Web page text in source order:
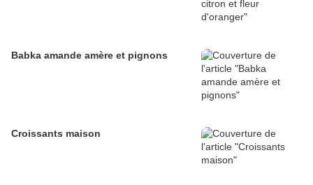
Babka amande amère et pignons
Croissants maison